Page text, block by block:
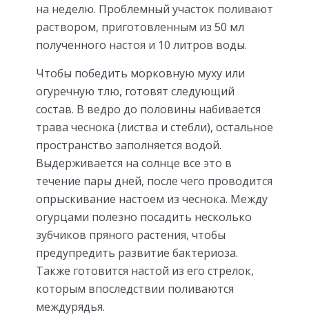
на неделю. Проблемный участок поливают
раствором, приготовленным из 50 мл
полученного настоя и 10 литров воды.
Чтобы победить морковную муху или
огуречную тлю, готовят следующий
состав. В ведро до половины набивается
трава чеснока (листва и стебли), остальное
пространство заполняется водой.
Выдерживается на солнце все это в
течение пары дней, после чего проводится
опрыскивание настоем из чеснока. Между
огурцами полезно посадить несколько
зубчиков пряного растения, чтобы
предупредить развитие бактериоза.
Также готовится настой из его стрелок,
которым впоследствии поливаются
междурядья.